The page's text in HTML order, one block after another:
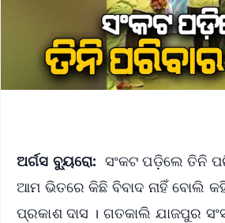
ଅର୍ଗସ ବ୍ୟୁରୋ: ସଂକଟ ପଡ଼ିଲେ ତିନି
ଆମ ଭିତରେ କିଛି ବିବାଦ ନାହିଁ ବୋଲି
ପ୍ରକାଶ ଦାସ । ଗତକାଲି ଯାଜପୁର